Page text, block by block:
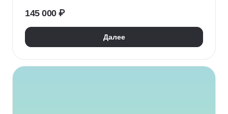
Оптимизация бизнес-процессов
Нейронные сети
Аналитика данных
Промпт-инжиниринг
145 000 ₽
Далее